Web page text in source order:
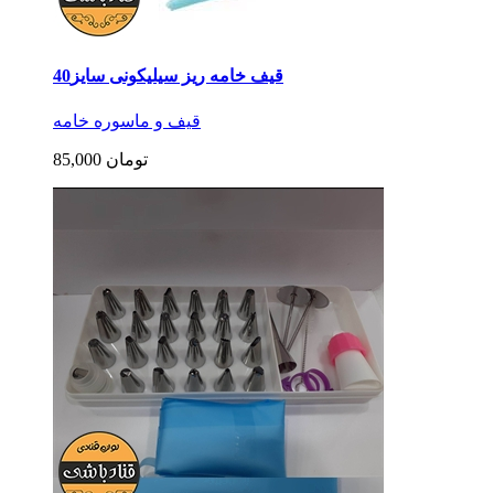
قیف خامه ریز سیلیکونی سایز40
قیف و ماسوره خامه
85,000 تومان